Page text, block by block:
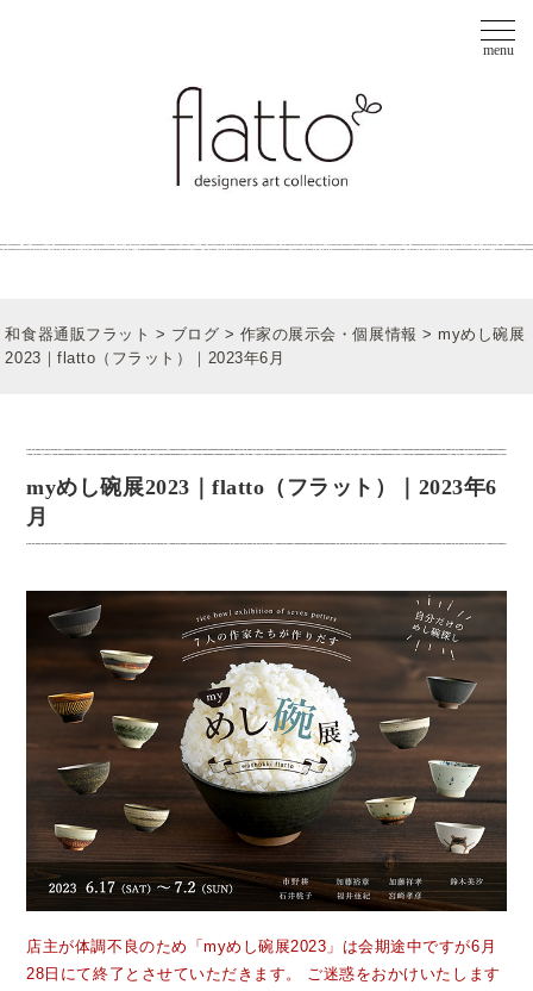
和食器通販フラット > ブログ > 作家の展示会・個展情報 > myめし碗展
2023｜flatto（フラット）｜2023年6月
myめし碗展2023｜flatto（フラット）｜2023年6
月
店主が体調不良のため「myめし碗展2023」は会期途中ですが6月
28日にて終了とさせていただきます。
ご迷惑をおかけいたします